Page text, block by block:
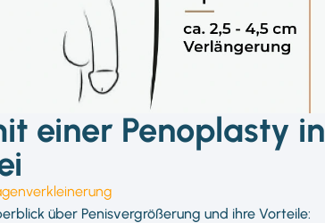
einer Penoplasty in
über Penisvergrößerung und ihre Vorteile: